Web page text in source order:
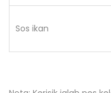
Sos ikan
Nota: Kerisik ialah pes